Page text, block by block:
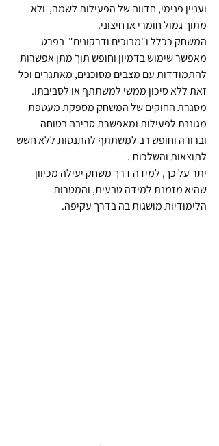
ועניין פנימי, חדווה של הפעילות לשמה,  ולא
מתוך גמול חומרי או חיצוני.
המשחק ככלל ו"מבוכים ודרקונים"  בפרט
מאפשר שימוש בדמיון וחופש תוך מתן אפשרות
להתמודדות עם מצבים מסוכנים, מאתגרים וכל
זאת ללא סיכון ממשי למשתתף או לסביבתו.
מסגרת החוקים של המשחק מספקת מעטפת
מגוננת לפעילות ומאפשרת סביבה בטוחה
וברורה וחופש רב למשתתף להתנסות ללא חשש
לתוצאות והשלכות .
יתר על כך, למידה דרך משחק יעילה מכיוון
שהיא מזמנת למידה טבעית, והמטרות
הלימודיות מושגות בה בדרך עקיפה.